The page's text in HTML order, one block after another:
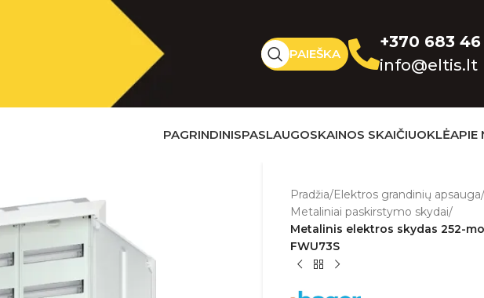
PAIEŠKA
+370 683 46
info@eltis.lt
PAGRINDINISPASLAUGOSKAINOS SKAIČIUOKLĖAPIE
Pradžia/Elektros grandinių apsauga/
Metaliniai paskirstymo skydai/
Metalinis elektros skydas 252-
FWU73S